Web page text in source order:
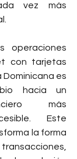
vez más
operaciones
con tarjetas
Dominicana es
hacia un
más
Este
la forma